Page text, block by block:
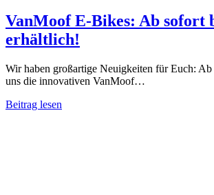
VanMoof E-Bikes: Ab sofort
erhältlich!
Wir haben großartige Neuigkeiten für Euch:
uns die innovativen VanMoof…
Beitrag lesen